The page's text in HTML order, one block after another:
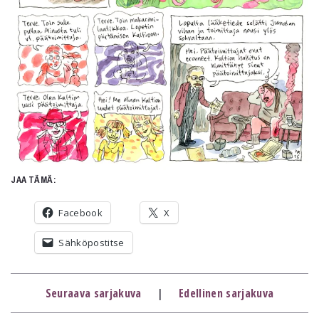
5/2025
Lehtiarkisto
Info
Tilaus ja irtonumerot
Yhteistyössä
Toimitus
Mediatiedot
Kaltio ry
JAA TÄMÄ:
Facebook X
Sähköpostitse
Seuraava sarjakuva | Edellinen sarjakuva